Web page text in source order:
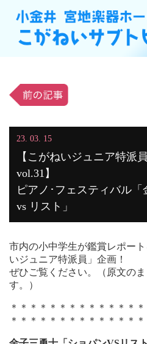
23. 03. 15
【こがねいジュニア特
vol.31】
ピアノ･フェスティバル
vs リスト」
市内の小中学生が鑑賞レポー
いジュニア特派員」企画！
ぜひご覧ください。（原文の
す。）
＊＊＊＊＊＊＊＊＊＊＊＊＊
＊＊＊＊＊＊＊＊＊＊＊＊＊